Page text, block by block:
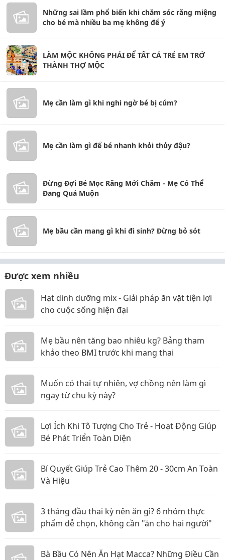
Những sai lầm phổ biến khi chăm sóc răng miệng
cho bé mà nhiều ba mẹ không để ý
LÀM MỘC KHÔNG PHẢI ĐỂ TẤT CẢ TRẺ EM TRỞ
THÀNH THỢ MỘC
Mẹ cần làm gì khi nghi ngờ bé bị cúm?
Mẹ cần làm gì để bé nhanh khỏi thủy đậu?
Đừng Đợi Bé Mọc Răng Mới Chăm - Mẹ Có Thể
Đang Quá Muộn
Mẹ bầu cần mang gì khi đi sinh? Đừng bỏ sót
Được xem nhiều
Hạt dinh dưỡng mix - Giải pháp ăn vặt tiện lợi
cho cuộc sống hiện đại
Mẹ bầu nên tăng bao nhiêu kg? Bảng tham
khảo theo BMI trước khi mang thai
Muốn có thai tự nhiên, vợ chồng nên làm gì
ngay từ chu kỳ này?
Lợi Ích Khi Tô Tượng Cho Trẻ - Hoạt Động Giúp
Bé Phát Triển Toàn Diện
Bí Quyết Giúp Trẻ Cao Thêm 20 - 30cm An Toàn
Và Hiệu
3 tháng đầu thai kỳ nên ăn gì? 6 nhóm thực
phẩm dễ chọn, không cần "ăn cho hai người"
Bà Bầu Có Nên Ăn Hạt Macca? Những Điều Cần